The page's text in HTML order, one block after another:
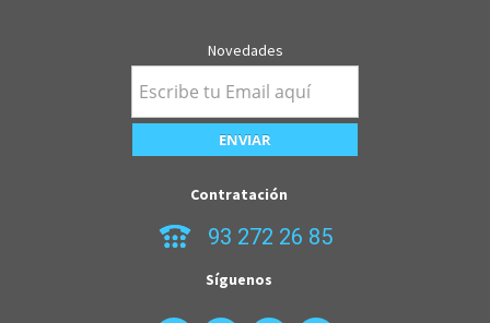
Novedades
Contratación
93 272 26 85
Síguenos